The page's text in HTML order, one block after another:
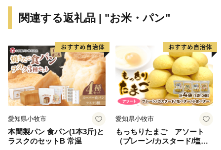
雪には一定の低温と湿気を保つ効果があることから、日
ています。さらに、雪は有害な雑菌の繁殖を抑えるな
ど、日本酒の製造に有益な効果をもたらします。
市内には髙千代酒造、青木酒造、八海醸造の3つの酒造
があり、大地にしみ込んだ大量の雪解け水はまろやかな
軟水となり、淡麗な酒を生み出します。
世界有数の豪雪地帯である南魚沼市には多くのウィンタ
ーリゾートがあり、大型ハーフパイプが設置されたスキ
関連する返礼品 | "お米・パン"
愛知県小牧市
本間製パン 食パン(1本3斤)と
ラスクのセットB 常温
愛知県小牧市
もっちりたまご アソート
（プレーン/カスタード/塩バ